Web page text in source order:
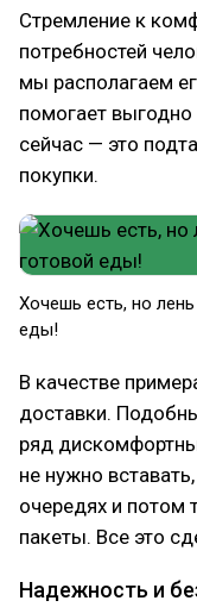
Стремление к
потребностей
мы располагаем
помогает
сейчас — это
покупки.
Хочешь есть, но
еды!
В качестве
доставки.
ряд
не нужно
очередях и потом
пакеты. Все это
Надежность и